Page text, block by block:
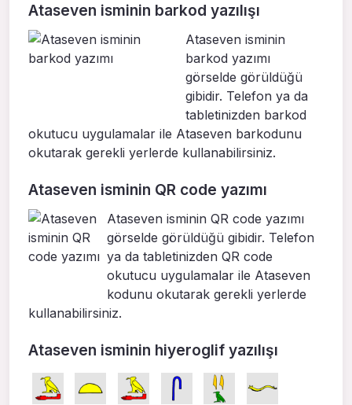
Ataseven isminin barkod yazılışı
Ataseven isminin
barkod yazımı
görselde görüldüğü
gibidir. Telefon ya da
tabletinizden barkod
okutucu uygulamalar ile Ataseven barkodunu
okutarak gerekli yerlerde kullanabilirsiniz.
Ataseven isminin QR code yazımı
Ataseven isminin QR code yazımı
görselde görüldüğü gibidir. Telefon
ya da tabletinizden QR code
okutucu uygulamalar ile Ataseven
kodunu okutarak gerekli yerlerde
kullanabilirsiniz.
Ataseven isminin hiyeroglif yazılışı